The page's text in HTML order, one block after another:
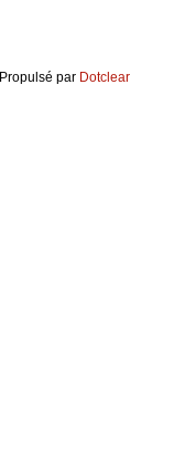
Propulsé par Dotclear